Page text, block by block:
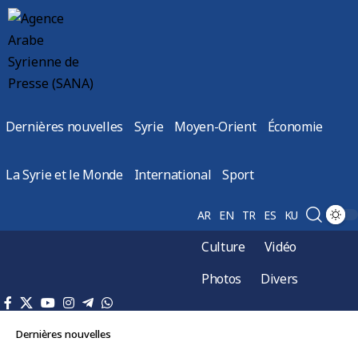
Dernières nouvelles Syrie Moyen-Orient Économie
La Syrie et le Monde International Sport
AR EN TR ES KU
Culture
Vidéo
Photos
Divers
Dernières nouvelles